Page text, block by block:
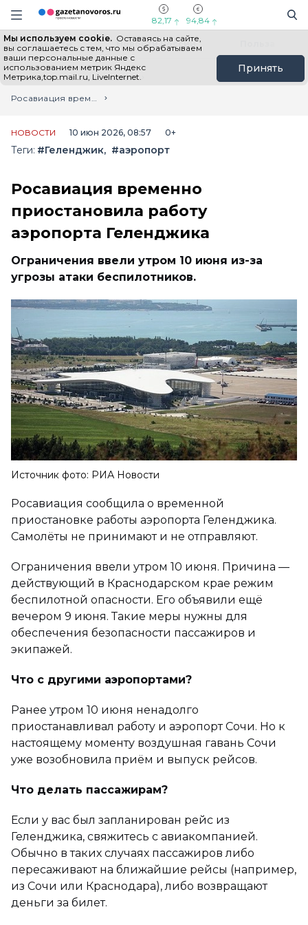
Информационный портал "ГазетаНоворос.ру"
Навигация сайта
82,17 94,84
Мы используем cookie. Оставаясь на сайте,
вы соглашаетесь с тем, что мы обрабатываем
ваши персональные данные с
использованием метрик Яндекс
Метрика,top.mail.ru, LiveInternet.
Принять
Все новости Новости России
Главная
Лента новостей
Росавиация временно приостановила работу аэропорта Геленджика
НОВОСТИ 10 июн 2026, 08:57 0+
Теги: #Геленджик #аэропорт
Росавиация временно
приостановила работу
аэропорта Геленджика
Ограничения ввели утром 10 июня из-за
угрозы атаки беспилотников.
Источник фото: РИА Новости
Росавиация сообщила о временной
приостановке работы аэропорта Геленджика.
Самолёты не принимают и не отправляют.
Ограничения ввели утром 10 июня. Причина —
действующий в Краснодарском крае режим
беспилотной опасности. Его объявили ещё
вечером 9 июня. Такие меры нужны для
обеспечения безопасности пассажиров и
экипажей.
Что с другими аэропортами?
Ранее утром 10 июня ненадолго
приостанавливал работу и аэропорт Сочи. Но к
настоящему моменту воздушная гавань Сочи
уже возобновила приём и выпуск рейсов.
Что делать пассажирам?
Если у вас был запланирован рейс из
Геленджика, свяжитесь с авиакомпанией.
Обычно в таких случаях пассажиров либо
пересаживают на ближайшие рейсы (например,
из Сочи или Краснодара), либо возвращают
деньги за билет.